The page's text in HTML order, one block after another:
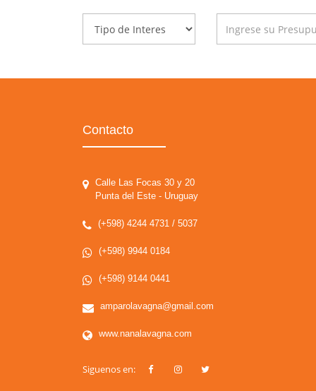
Contacto
Calle Las Focas 30 y 20
Punta del Este - Uruguay
(+598) 4244 4731 / 5037
(+598) 9944 0184
(+598) 9144 0441
amparolavagna@gmail.com
www.nanalavagna.com
Siguenos en: